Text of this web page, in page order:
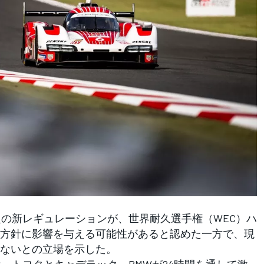
レギュレーションが、世界耐久選手権（WEC）ハ
針に影響を与える可能性があると認めた一方で、現
いとの立場を示した。